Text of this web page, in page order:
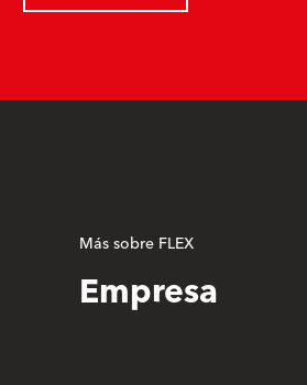
Más sobre FLEX
Empresa